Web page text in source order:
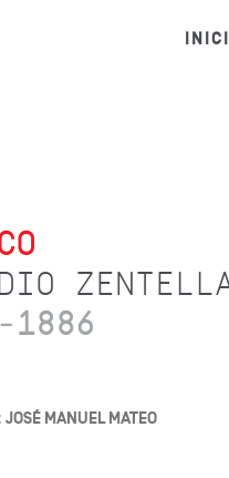
1886
MANUEL MATEO